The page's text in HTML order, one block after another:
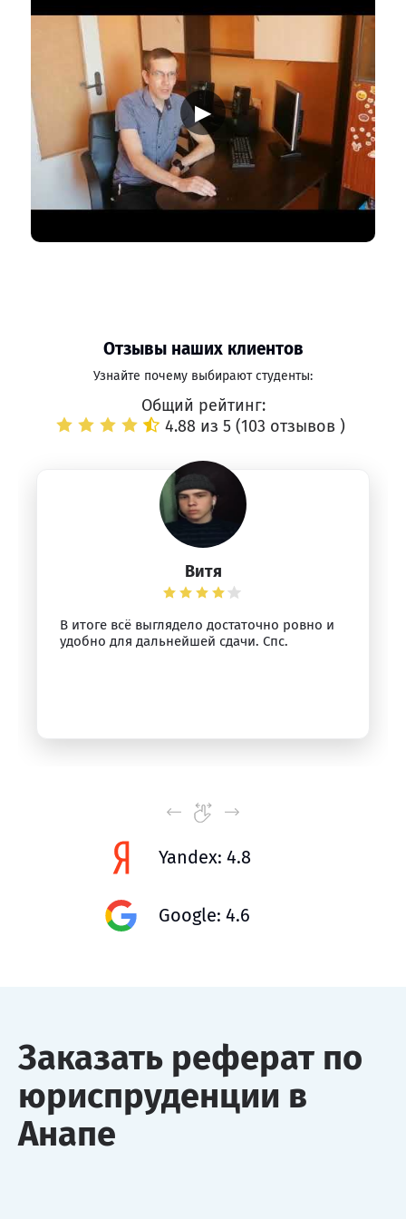
▶
Отзывы наших клиентов
Узнайте почему выбирают студенты:
Общий рейтинг:
4.88 из 5 (103 отзывов )
Витя
В итоге всё выглядело достаточно ровно и
удобно для дальнейшей сдачи. Спс.
Yandex: 4.8
Google: 4.6
Заказать реферат по
юриспруденции в
Анапе